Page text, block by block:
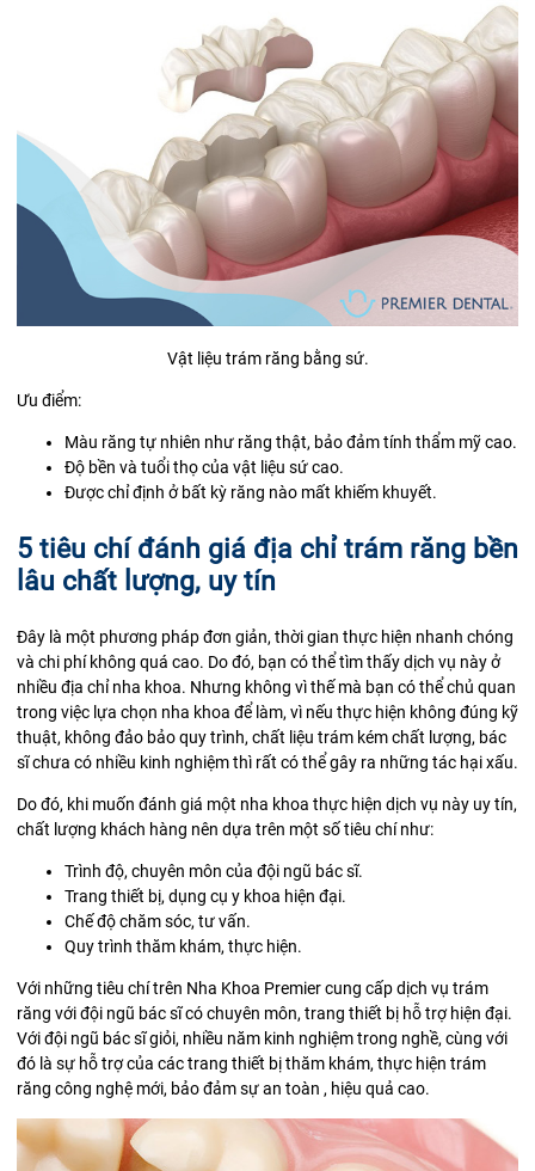
Vật liệu trám răng bằng sứ.
Ưu điểm:
Màu răng tự nhiên như răng thật, bảo đảm tính thẩm mỹ cao.
Độ bền và tuổi thọ của vật liệu sứ cao.
Được chỉ định ở bất kỳ răng nào mất khiếm khuyết.
5 tiêu chí đánh giá địa chỉ trám răng bền
lâu chất lượng, uy tín
Đây là một phương pháp đơn giản, thời gian thực hiện nhanh chóng
và chi phí không quá cao. Do đó, bạn có thể tìm thấy dịch vụ này ở
nhiều địa chỉ nha khoa. Nhưng không vì thế mà bạn có thể chủ quan
trong việc lựa chọn nha khoa để làm, vì nếu thực hiện không đúng kỹ
thuật, không đảo bảo quy trình, chất liệu trám kém chất lượng, bác
sĩ chưa có nhiều kinh nghiệm thì rất có thể gây ra những tác hại xấu.
Do đó, khi muốn đánh giá một nha khoa thực hiện dịch vụ này uy tín,
chất lượng khách hàng nên dựa trên một số tiêu chí như:
Trình độ, chuyên môn của đội ngũ bác sĩ.
Trang thiết bị, dụng cụ y khoa hiện đại.
Chế độ chăm sóc, tư vấn.
Quy trình thăm khám, thực hiện.
Với những tiêu chí trên Nha Khoa Premier cung cấp dịch vụ trám
răng với đội ngũ bác sĩ có chuyên môn, trang thiết bị hỗ trợ hiện đại.
Với đội ngũ bác sĩ giỏi, nhiều năm kinh nghiệm trong nghề, cùng với
đó là sự hỗ trợ của các trang thiết bị thăm khám, thực hiện trám
răng công nghệ mới, bảo đảm sự an toàn , hiệu quả cao.